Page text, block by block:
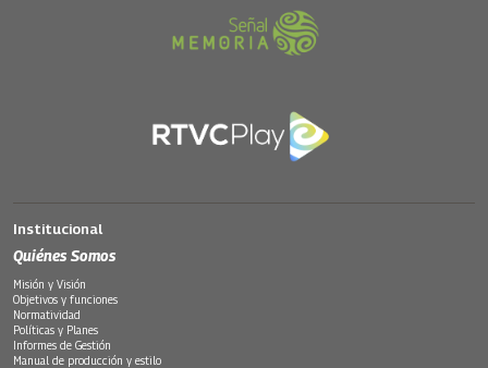
Institucional
Quiénes Somos
Misión y Visión
Objetivos y funciones
Normatividad
Políticas y Planes
Informes de Gestión
Manual de producción y estilo